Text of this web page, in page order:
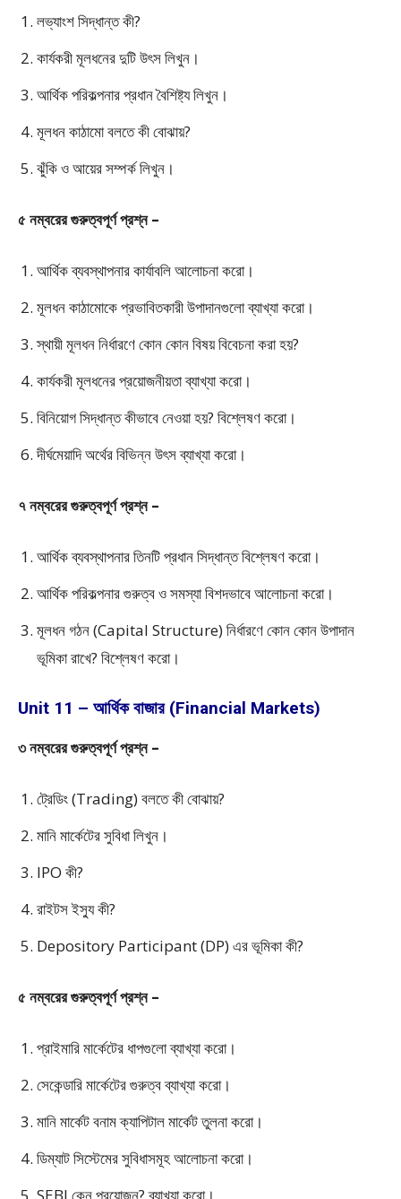
লভ্যাংশ সিদ্ধান্ত কী?
কার্যকরী মূলধনের দুটি উৎস লিখুন।
আর্থিক পরিকল্পনার প্রধান বৈশিষ্ট্য লিখুন।
মূলধন কাঠামো বলতে কী বোঝায়?
ঝুঁকি ও আয়ের সম্পর্ক লিখুন।
৫ নম্বরের গুরুত্বপূর্ণ প্রশ্ন –
আর্থিক ব্যবস্থাপনার কার্যাবলি আলোচনা করো।
মূলধন কাঠামোকে প্রভাবিতকারী উপাদানগুলো ব্যাখ্যা করো।
স্থায়ী মূলধন নির্ধারণে কোন কোন বিষয় বিবেচনা করা হয়?
কার্যকরী মূলধনের প্রয়োজনীয়তা ব্যাখ্যা করো।
বিনিয়োগ সিদ্ধান্ত কীভাবে নেওয়া হয়? বিশ্লেষণ করো।
দীর্ঘমেয়াদি অর্থের বিভিন্ন উৎস ব্যাখ্যা করো।
৭ নম্বরের গুরুত্বপূর্ণ প্রশ্ন –
আর্থিক ব্যবস্থাপনার তিনটি প্রধান সিদ্ধান্ত বিশ্লেষণ করো।
আর্থিক পরিকল্পনার গুরুত্ব ও সমস্যা বিশদভাবে আলোচনা করো।
মূলধন গঠন (Capital Structure) নির্ধারণে কোন কোন উপাদান
ভূমিকা রাখে? বিশ্লেষণ করো।
Unit 11 – আর্থিক বাজার (Financial Markets)
৩ নম্বরের গুরুত্বপূর্ণ প্রশ্ন –
ট্রেডিং (Trading) বলতে কী বোঝায়?
মানি মার্কেটের সুবিধা লিখুন।
IPO কী?
রাইটস ইস্যু কী?
Depository Participant (DP) এর ভূমিকা কী?
৫ নম্বরের গুরুত্বপূর্ণ প্রশ্ন –
প্রাইমারি মার্কেটের ধাপগুলো ব্যাখ্যা করো।
সেকেন্ডারি মার্কেটের গুরুত্ব ব্যাখ্যা করো।
মানি মার্কেট বনাম ক্যাপিটাল মার্কেট তুলনা করো।
ডিম্যাট সিস্টেমের সুবিধাসমূহ আলোচনা করো।